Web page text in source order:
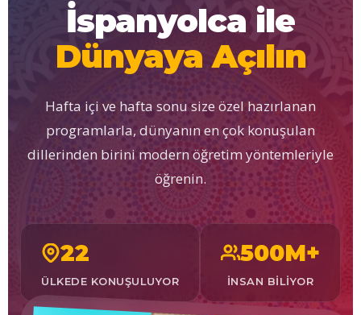
İspanyolca ile
Dünyaya Açılın
Hafta içi ve hafta sonu size özel hazırlanan
programlarla, dünyanın en çok konuşulan
dillerinden birini modern öğretim yöntemleriyle
öğrenin.
22
ÜLKEDE KONUŞULUYOR
500M+
İNSAN BILIYOR